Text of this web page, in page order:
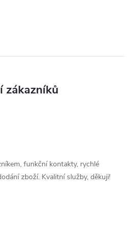
zákazníků
funkční kontakty, rychlé
zboží. Kvalitní služby, děkuji!